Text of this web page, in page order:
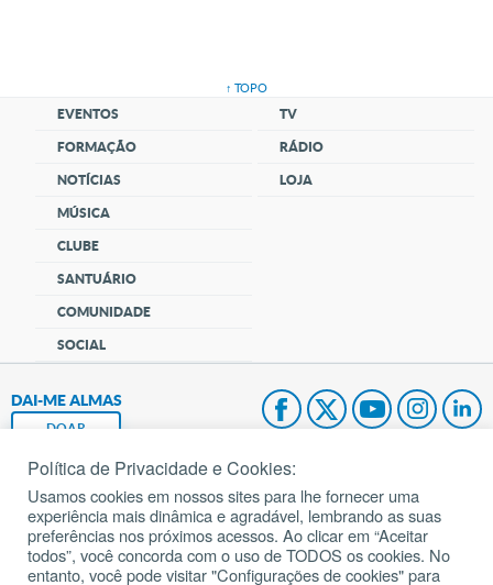
↑ TOPO
EVENTOS
FORMAÇÃO
NOTÍCIAS
MÚSICA
CLUBE
SANTUÁRIO
COMUNIDADE
SOCIAL
TV
RÁDIO
LOJA
DAI-ME ALMAS
DOAR
Fundação João Paulo II
Pedido de Oração
Mapa do site
Política de Privacidade e Cookies:
Usamos cookies em nossos sites para lhe fornecer uma
experiência mais dinâmica e agradável, lembrando as suas
preferências nos próximos acessos. Ao clicar em “Aceitar
todos”, você concorda com o uso de TODOS os cookies. No
entanto, você pode visitar "Configurações de cookies" para